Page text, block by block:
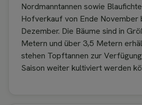
Nordmanntannen sowie
Hofverkauf von Ende November
Dezember. Die Bäume sind in
Metern und über 3,5 Metern
stehen Topftannen zur
Saison weiter kultiviert werden